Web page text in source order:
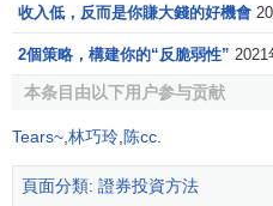
—勝率”策略的演變，也是我最
的：
一部分倉位配置勝率較高的
倉位配置賠率較高的港股，迴
收入低，反而是你賺大錢的好機會
2個策略，構建你的“反脆弱性” 2021
本条目由以下用户参与贡献
Tears~ 林巧玲 陈cc
頁面分類: 證券投資方法